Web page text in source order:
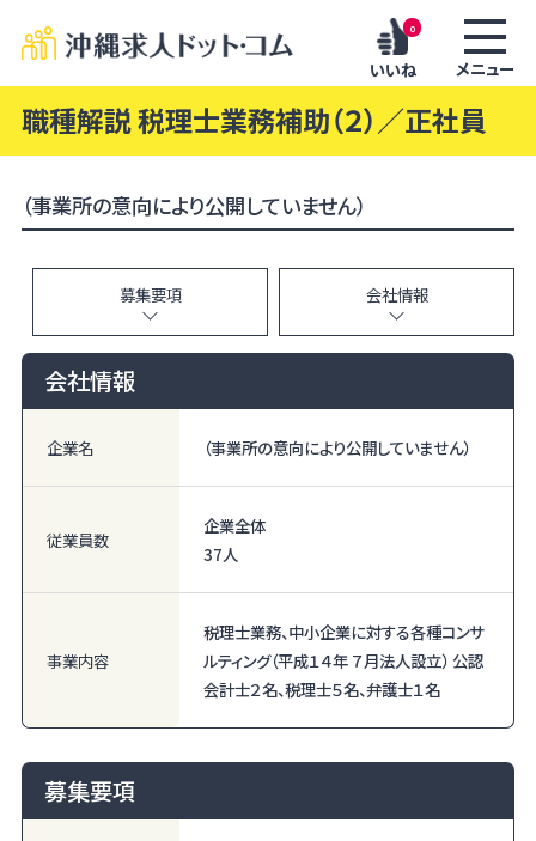
0
いいね メニュー
職種解説 税理士業務補助（２）／正社員
（事業所の意向により公開していません）
募集要項 会社情報
会社情報
企業名 （事業所の意向により公開していません）
従業員数
企業全体
37人
事業内容
税理士業務、中小企業に対する各種コンサ
ルティング（平成１４年 ７月法人設立） 公認
会計士２名、税理士５名、弁護士１名
募集要項